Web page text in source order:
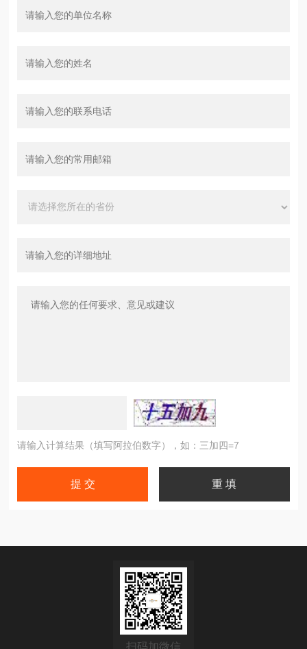
请输入计算结果（填写阿拉伯数字），如：三加四=7
扫码加微信